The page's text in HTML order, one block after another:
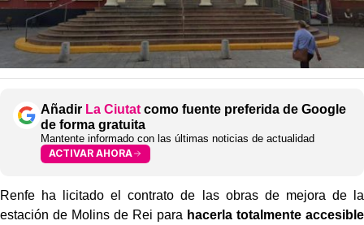
Añadir La Ciutat como fuente preferida de Google
de forma gratuita
Mantente informado con las últimas noticias de actualidad
ACTIVAR AHORA
Renfe ha licitado el contrato de las obras de mejora de la
estación de Molins de Rei para hacerla totalmente accesible